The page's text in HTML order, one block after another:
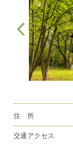
住 所
交通アクセス